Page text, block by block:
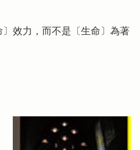
效力，而不是〔生命〕為著